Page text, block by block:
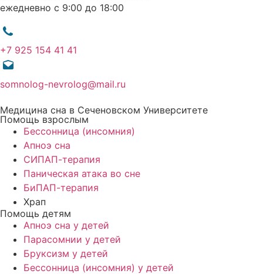
ежедневно с 9:00 до 18:00
+7 925 154 41 41
somnolog-nevrolog@mail.ru
Медицина сна в Сеченовском Университете
Помощь взрослым
Бессонница (инсомния)
Апноэ сна
СИПАП-терапия
Паническая атака во сне
БиПАП-терапия
Храп
Помощь детям
Апноэ сна у детей
Парасомнии у детей
Бруксизм у детей
Бессонница (инсомния) у детей